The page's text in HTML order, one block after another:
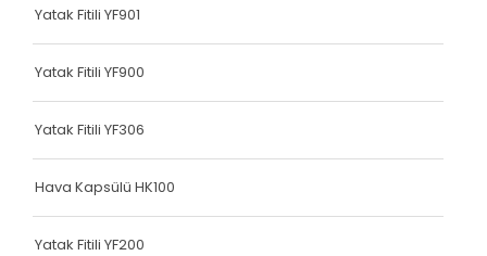
Terlik Kolonu
Terlik Kolonu
Terlik Kolonu
Terlik Kolonu
Terlik Kolonu
Yatak Fitili YF901
Yatak Fitili YF900
Yatak Fitili YF306
Hava Kapsülü HK100
Yatak Fitili YF200